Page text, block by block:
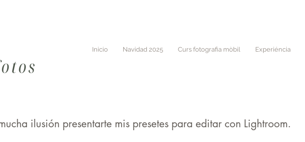
Inicio Navidad 2025 Curs fotografia mòbil Experiéncia
ilusión presentarte mis presetes para editar con Lightroom.